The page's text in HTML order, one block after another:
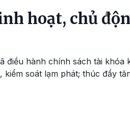
hoạt, chủ
điều hành chính sách tài
soát lạm phát; thúc đẩy